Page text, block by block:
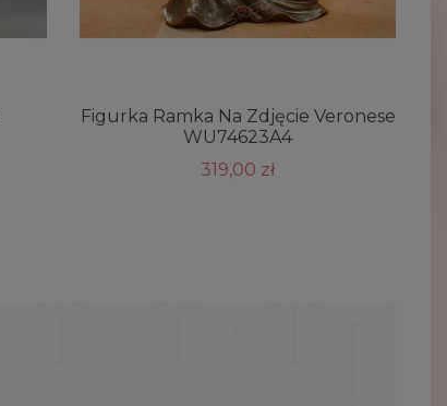
Figurka Ramka Na Zdjęcie Veronese
WU74623A4
319,00 zł